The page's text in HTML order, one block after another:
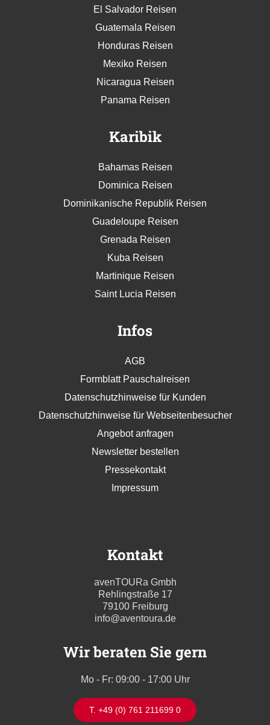
El Salvador Reisen
Guatemala Reisen
Honduras Reisen
Mexiko Reisen
Nicaragua Reisen
Panama Reisen
Karibik
Bahamas Reisen
Dominica Reisen
Dominikanische Republik Reisen
Guadeloupe Reisen
Grenada Reisen
Kuba Reisen
Martinique Reisen
Saint Lucia Reisen
Infos
AGB
Formblatt Pauschalreisen
Datenschutzhinweise für Kunden
Datenschutzhinweise für Webseitenbesucher
Angebot anfragen
Newsletter bestellen
Pressekontakt
Impressum
Kontakt
avenTOURa Gmbh
Rehlingstraße 17
79100 Freiburg
info@aventoura.de
Wir beraten Sie gern
Mo - Fr: 09:00 - 17:00 Uhr
T. +49 (0) 761 211699 0